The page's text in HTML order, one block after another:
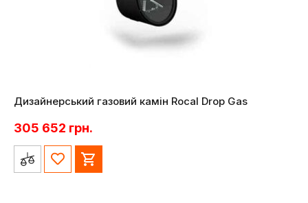
Дизайнерський газовий камін Rocal Drop Gas
305 652 грн.